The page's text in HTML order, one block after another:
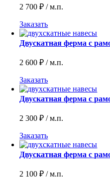
2 700₽ / м.п.
Заказать
Двускатная ферма с
2 600₽ / м.п.
Заказать
Двускатная ферма с
2 300₽ / м.п.
Заказать
Двускатная ферма с
2 100₽ / м.п.